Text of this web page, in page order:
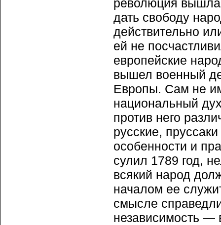
революция вышла
дать свободу
действительно
ей не
европейские
вышел военный
Европы. Сам не
национальный
против него
русские,
особенности и
сулил 1789 год,
всякий народ
началом ее
смысле
независимость —